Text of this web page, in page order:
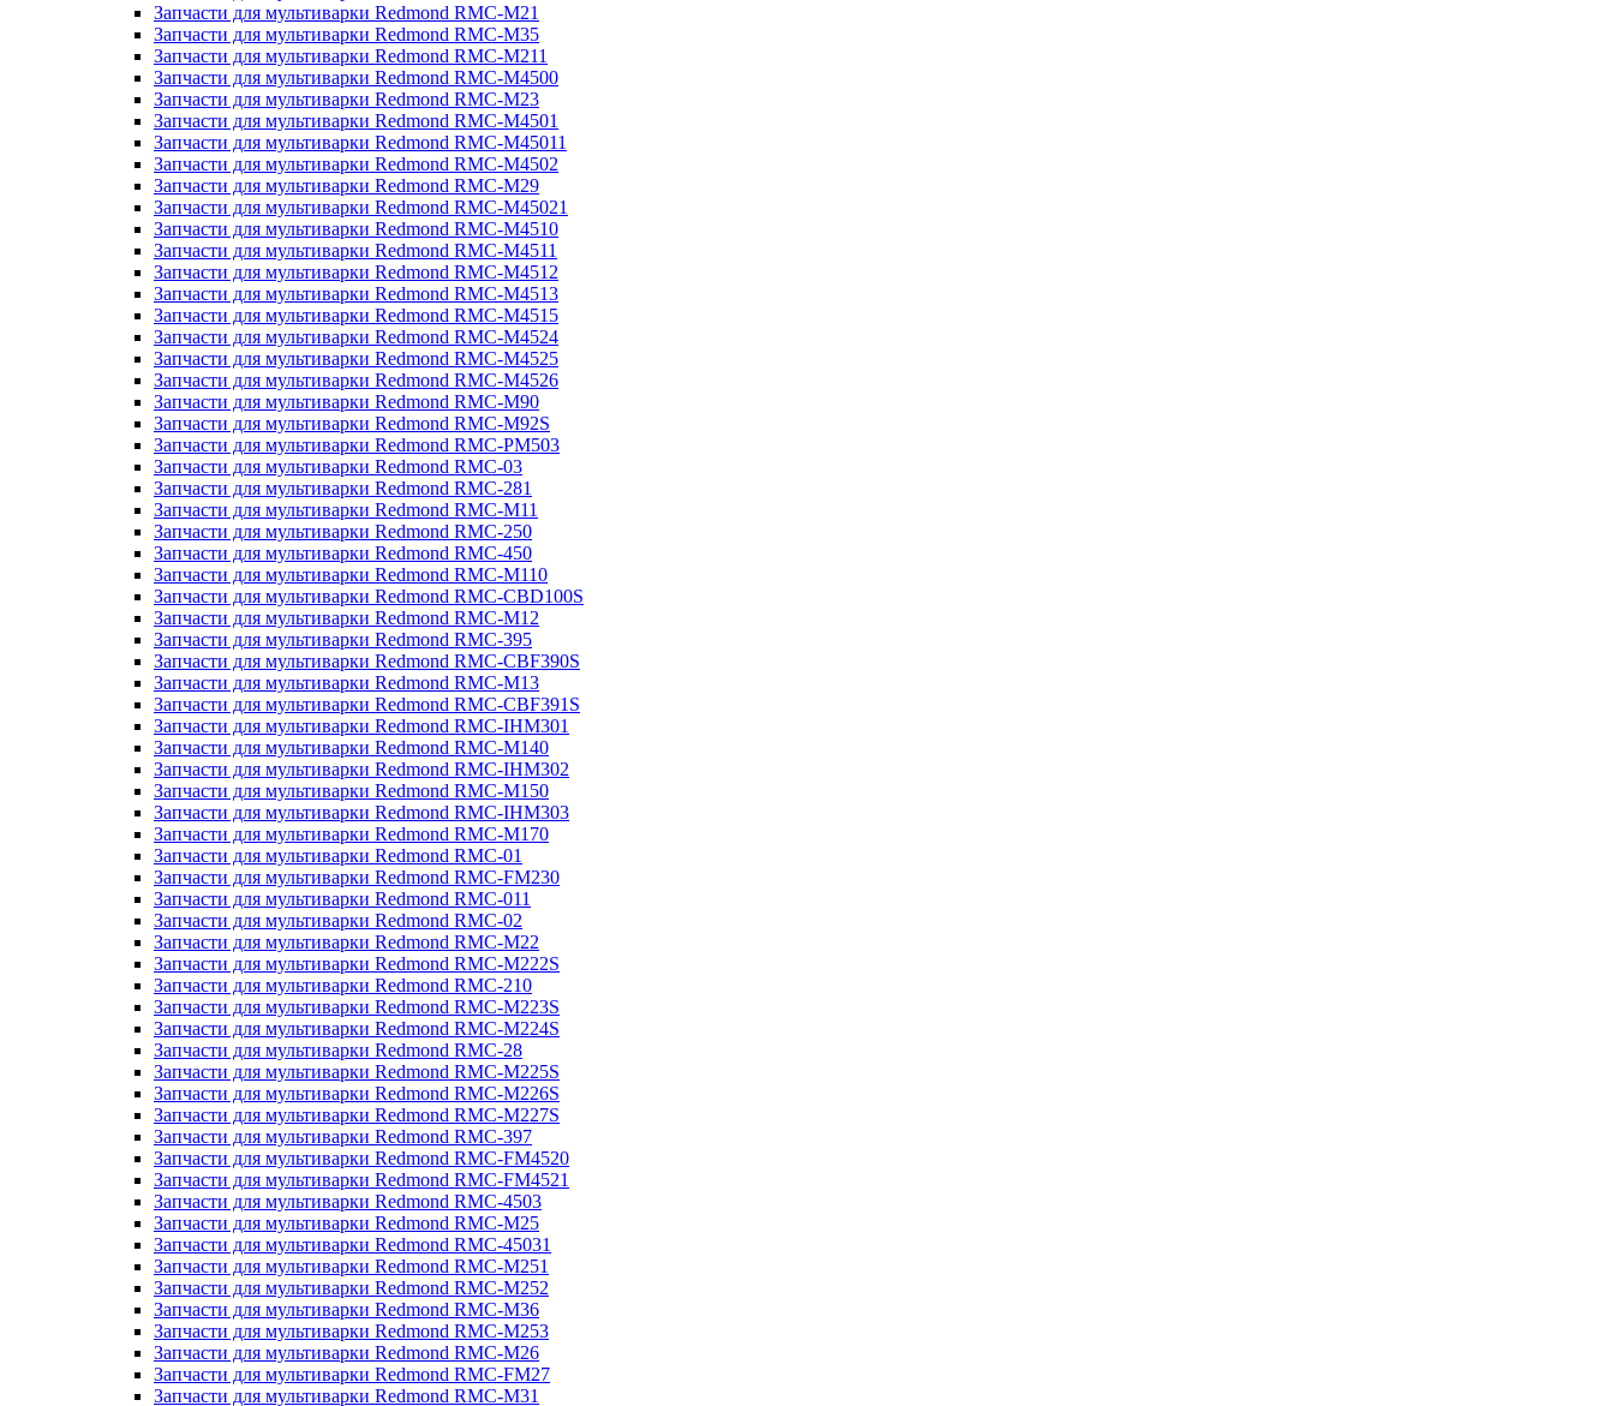
Запчасти для мультиварки Redmond RMC-M21
Запчасти для мультиварки Redmond RMC-M35
Запчасти для мультиварки Redmond RMC-M211
Запчасти для мультиварки Redmond RMC-M4500
Запчасти для мультиварки Redmond RMC-M23
Запчасти для мультиварки Redmond RMC-M4501
Запчасти для мультиварки Redmond RMC-M45011
Запчасти для мультиварки Redmond RMC-M4502
Запчасти для мультиварки Redmond RMC-M29
Запчасти для мультиварки Redmond RMC-M45021
Запчасти для мультиварки Redmond RMC-M4510
Запчасти для мультиварки Redmond RMC-M4511
Запчасти для мультиварки Redmond RMC-M4512
Запчасти для мультиварки Redmond RMC-M4513
Запчасти для мультиварки Redmond RMC-M4515
Запчасти для мультиварки Redmond RMC-M4524
Запчасти для мультиварки Redmond RMC-M4525
Запчасти для мультиварки Redmond RMC-M4526
Запчасти для мультиварки Redmond RMC-M90
Запчасти для мультиварки Redmond RMC-M92S
Запчасти для мультиварки Redmond RMC-PM503
Запчасти для мультиварки Redmond RMC-03
Запчасти для мультиварки Redmond RMC-281
Запчасти для мультиварки Redmond RMC-M11
Запчасти для мультиварки Redmond RMC-250
Запчасти для мультиварки Redmond RMC-450
Запчасти для мультиварки Redmond RMC-M110
Запчасти для мультиварки Redmond RMC-CBD100S
Запчасти для мультиварки Redmond RMC-M12
Запчасти для мультиварки Redmond RMC-395
Запчасти для мультиварки Redmond RMC-CBF390S
Запчасти для мультиварки Redmond RMC-M13
Запчасти для мультиварки Redmond RMC-CBF391S
Запчасти для мультиварки Redmond RMC-IHM301
Запчасти для мультиварки Redmond RMC-M140
Запчасти для мультиварки Redmond RMC-IHM302
Запчасти для мультиварки Redmond RMC-M150
Запчасти для мультиварки Redmond RMC-IHM303
Запчасти для мультиварки Redmond RMC-M170
Запчасти для мультиварки Redmond RMC-01
Запчасти для мультиварки Redmond RMC-FM230
Запчасти для мультиварки Redmond RMC-011
Запчасти для мультиварки Redmond RMC-02
Запчасти для мультиварки Redmond RMC-M22
Запчасти для мультиварки Redmond RMC-M222S
Запчасти для мультиварки Redmond RMC-210
Запчасти для мультиварки Redmond RMC-M223S
Запчасти для мультиварки Redmond RMC-M224S
Запчасти для мультиварки Redmond RMC-28
Запчасти для мультиварки Redmond RMC-M225S
Запчасти для мультиварки Redmond RMC-M226S
Запчасти для мультиварки Redmond RMC-M227S
Запчасти для мультиварки Redmond RMC-397
Запчасти для мультиварки Redmond RMC-FM4520
Запчасти для мультиварки Redmond RMC-FM4521
Запчасти для мультиварки Redmond RMC-4503
Запчасти для мультиварки Redmond RMC-M25
Запчасти для мультиварки Redmond RMC-45031
Запчасти для мультиварки Redmond RMC-M251
Запчасти для мультиварки Redmond RMC-M252
Запчасти для мультиварки Redmond RMC-M36
Запчасти для мультиварки Redmond RMC-M253
Запчасти для мультиварки Redmond RMC-M26
Запчасти для мультиварки Redmond RMC-FM27
Запчасти для мультиварки Redmond RMC-M31